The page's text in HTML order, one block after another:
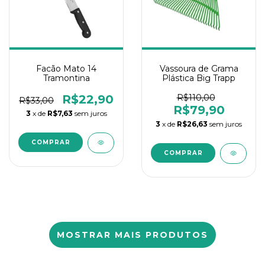
Facão Mato 14
Tramontina
R$33,00 R$22,90
3 x de R$7,63 sem juros
Vassoura de Grama
Plástica Big Trapp
R$110,00
R$79,90
3 x de R$26,63 sem juros
MOSTRAR MAIS PRODUTOS